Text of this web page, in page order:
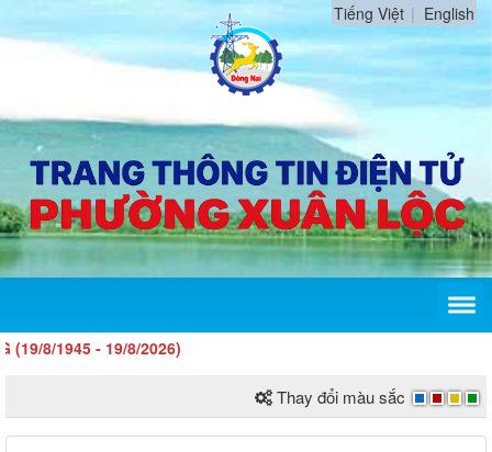
Tiếng Việt English
- 19/8/2026)
Thay đổi màu sắc